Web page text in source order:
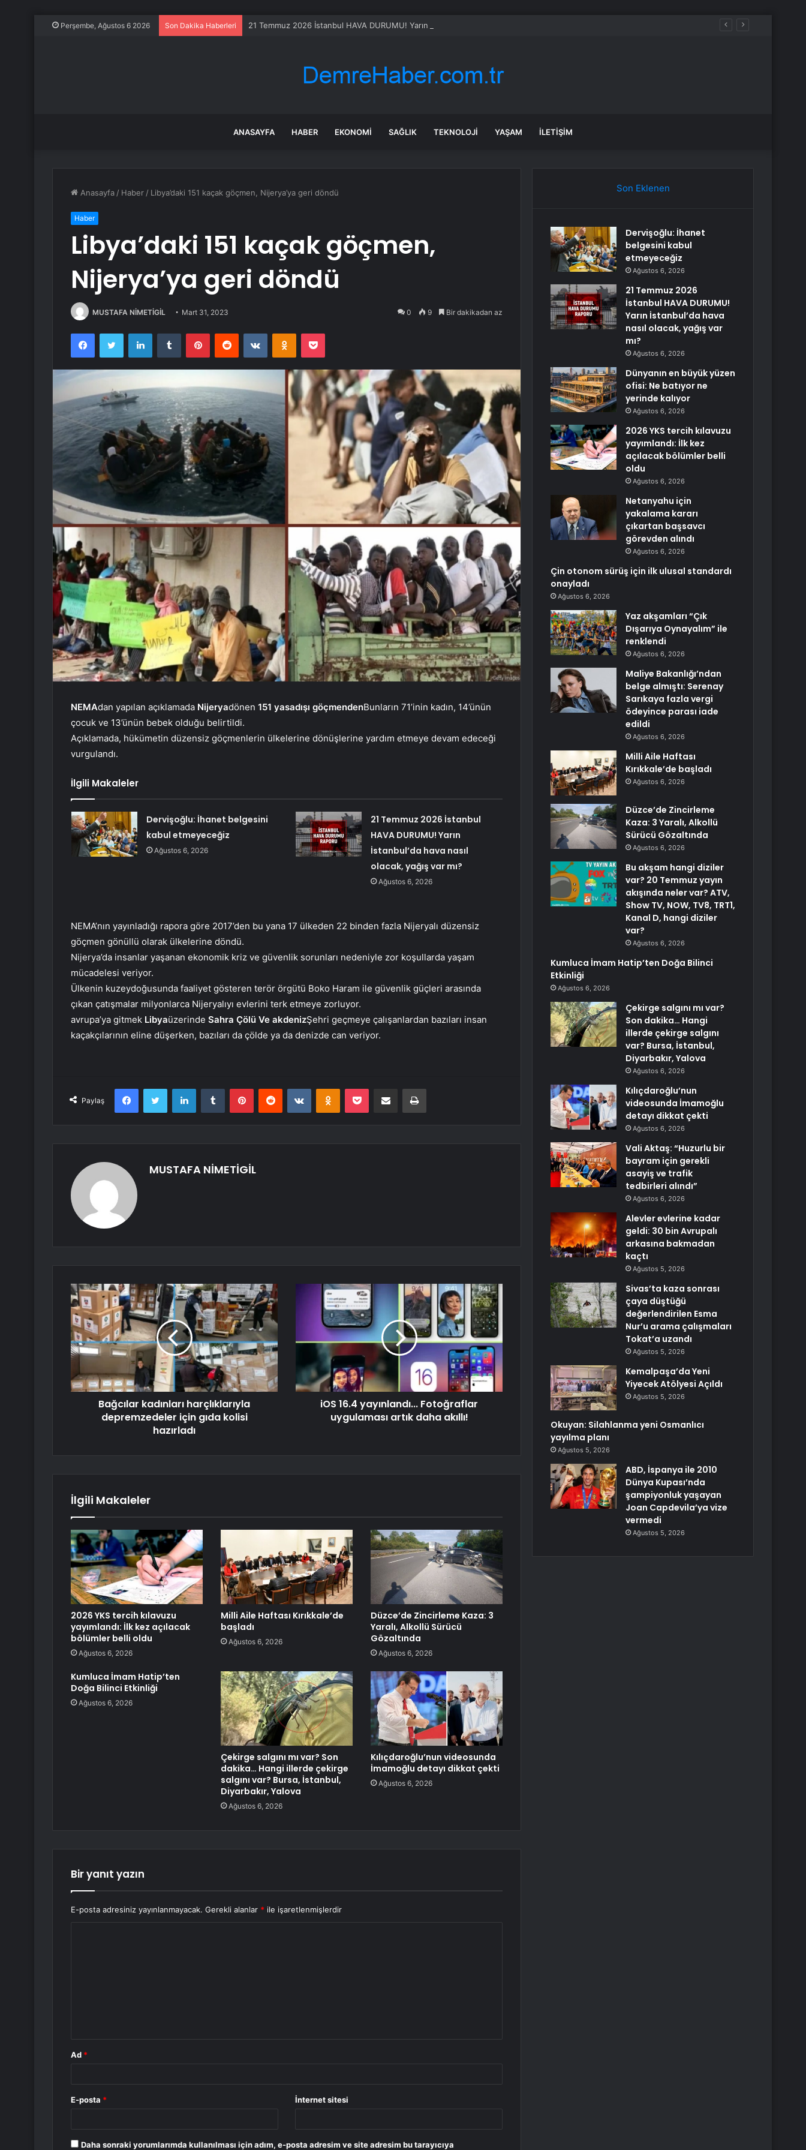
Perşembe, Ağustos 6 2026 Son Dakika Haberleri 21 Temmuz 2026 İstanbul HAVA DURUMU! Yarın İstanbul’da hava nasıl olacak, yağış var mı?
ANASAYFA HABER EKONOMI SAĞLIK TEKNOLOJI YAŞAM İLETIŞIM
Anasayfa / Haber / Libya’daki 151 kaçak göçmen, Nijerya’ya geri döndü
Haber
Libya’daki 151 kaçak göçmen,
Nijerya’ya geri döndü
MUSTAFA NİMETİGİL Mart 31, 2023 0 9 Bir dakikadan az
FacebookTwitter LinkedInTumblr PinterestReddit VKontakteOdnoklassniki
Pocket
NEMAdan yapılan açıklamada Nijeryadönen 151 yasadışı göçmendenBunların 71’inin kadın, 14’ünün
çocuk ve 13’ünün bebek olduğu belirtildi.
Açıklamada, hükümetin düzensiz göçmenlerin ülkelerine dönüşlerine yardım etmeye devam edeceği
vurgulandı.
İlgili Makaleler
Dervişoğlu: İhanet belgesini
kabul etmeyeceğiz
Ağustos 6, 2026
21 Temmuz 2026 İstanbul
HAVA DURUMU! Yarın
İstanbul’da hava nasıl
olacak, yağış var mı?
Ağustos 6, 2026
NEMA’nın yayınladığı rapora göre 2017’den bu yana 17 ülkeden 22 binden fazla Nijeryalı düzensiz
göçmen gönüllü olarak ülkelerine döndü.
Nijerya’da insanlar yaşanan ekonomik kriz ve güvenlik sorunları nedeniyle zor koşullarda yaşam
mücadelesi veriyor.
Ülkenin kuzeydoğusunda faaliyet gösteren terör örgütü Boko Haram ile güvenlik güçleri arasında
çıkan çatışmalar milyonlarca Nijeryalıyı evlerini terk etmeye zorluyor.
avrupa’ya gitmek Libyaüzerinde Sahra Çölü Ve akdenizŞehri geçmeye çalışanlardan bazıları insan
kaçakçılarının eline düşerken, bazıları da çölde ya da denizde can veriyor.
Paylaş
FacebookTwitter LinkedInTumblr PinterestReddit VKontakteOdnoklassniki
Pocket E-Posta ile paylaş Yazdır
MUSTAFA NİMETİGİL
Bağcılar kadınları harçlıklarıyla
depremzedeler için gıda kolisi
hazırladı
iOS 16.4 yayınlandı... Fotoğraflar
uygulaması artık daha akıllı!
İlgili Makaleler
2026 YKS tercih kılavuzu
yayımlandı: İlk kez açılacak
bölümler belli oldu
Ağustos 6, 2026
Milli Aile Haftası Kırıkkale’de
başladı
Ağustos 6, 2026
Düzce’de Zincirleme Kaza: 3
Yaralı, Alkollü Sürücü
Gözaltında
Ağustos 6, 2026
Kumluca İmam Hatip’ten
Doğa Bilinci Etkinliği
Ağustos 6, 2026
Çekirge salgını mı var? Son
dakika… Hangi illerde çekirge
salgını var? Bursa, İstanbul,
Diyarbakır, Yalova
Ağustos 6, 2026
Kılıçdaroğlu’nun videosunda
İmamoğlu detayı dikkat çekti
Ağustos 6, 2026
Bir yanıt yazın
E-posta adresiniz yayınlanmayacak. Gerekli alanlar * ile işaretlenmişlerdir
Ad *
E-posta * İnternet sitesi
Daha sonraki yorumlarımda kullanılması için adım, e-posta adresim ve site adresim bu tarayıcıya
Son Eklenen
Dervişoğlu: İhanet
belgesini kabul
etmeyeceğiz
Ağustos 6, 2026
21 Temmuz 2026
İstanbul HAVA DURUMU!
Yarın İstanbul’da hava
nasıl olacak, yağış var
mı?
Ağustos 6, 2026
Dünyanın en büyük yüzen
ofisi: Ne batıyor ne
yerinde kalıyor
Ağustos 6, 2026
2026 YKS tercih kılavuzu
yayımlandı: İlk kez
açılacak bölümler belli
oldu
Ağustos 6, 2026
Netanyahu için
yakalama kararı
çıkartan başsavcı
görevden alındı
Ağustos 6, 2026
Çin otonom sürüş için ilk ulusal standardı
onayladı
Ağustos 6, 2026
Yaz akşamları “Çık
Dışarıya Oynayalım” ile
renklendi
Ağustos 6, 2026
Maliye Bakanlığı’ndan
belge almıştı: Serenay
Sarıkaya fazla vergi
ödeyince parası iade
edildi
Ağustos 6, 2026
Milli Aile Haftası
Kırıkkale’de başladı
Ağustos 6, 2026
Düzce’de Zincirleme
Kaza: 3 Yaralı, Alkollü
Sürücü Gözaltında
Ağustos 6, 2026
Bu akşam hangi diziler
var? 20 Temmuz yayın
akışında neler var? ATV,
Show TV, NOW, TV8, TRT1,
Kanal D, hangi diziler
var?
Ağustos 6, 2026
Kumluca İmam Hatip’ten Doğa Bilinci
Etkinliği
Ağustos 6, 2026
Çekirge salgını mı var?
Son dakika… Hangi
illerde çekirge salgını
var? Bursa, İstanbul,
Diyarbakır, Yalova
Ağustos 6, 2026
Kılıçdaroğlu’nun
videosunda İmamoğlu
detayı dikkat çekti
Ağustos 6, 2026
Vali Aktaş: “Huzurlu bir
bayram için gerekli
asayiş ve trafik
tedbirleri alındı”
Ağustos 6, 2026
Alevler evlerine kadar
geldi: 30 bin Avrupalı
arkasına bakmadan
kaçtı
Ağustos 5, 2026
Sivas’ta kaza sonrası
çaya düştüğü
değerlendirilen Esma
Nur’u arama çalışmaları
Tokat’a uzandı
Ağustos 5, 2026
Kemalpaşa’da Yeni
Yiyecek Atölyesi Açıldı
Ağustos 5, 2026
Okuyan: Silahlanma yeni Osmanlıcı
yayılma planı
Ağustos 5, 2026
ABD, İspanya ile 2010
Dünya Kupası’nda
şampiyonluk yaşayan
Joan Capdevila’ya vize
vermedi
Ağustos 5, 2026